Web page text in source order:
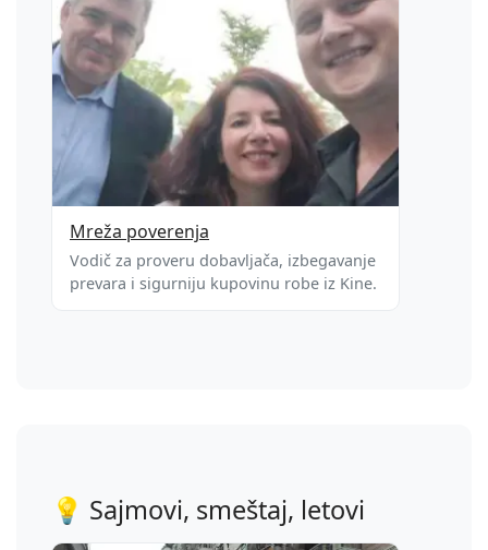
Mreža poverenja
Vodič za proveru dobavljača, izbegavanje
prevara i sigurniju kupovinu robe iz Kine.
💡 Sajmovi, smeštaj, letovi